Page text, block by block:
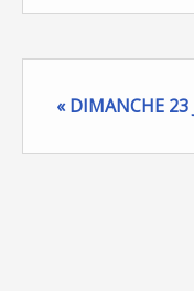
« DIMANCHE 23